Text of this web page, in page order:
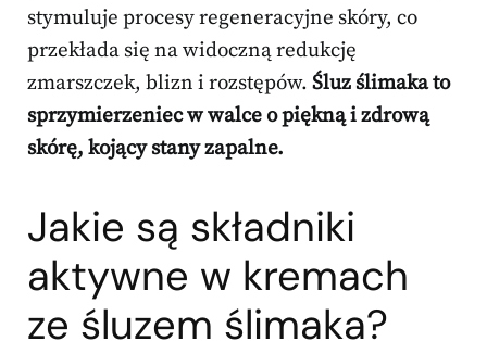
stymuluje procesy regeneracyjne skóry, co
przekłada się na widoczną redukcję
zmarszczek, blizn i rozstępów. Śluz ślimaka to
sprzymierzeniec w walce o piękną i zdrową
skórę, kojący stany zapalne.
Jakie są składniki
aktywne w kremach
ze śluzem ślimaka?